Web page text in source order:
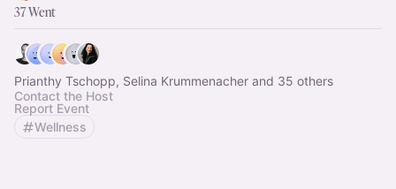
37 Went
Prianthy Tschopp, Selina Krummenacher and 35 others
Contact the Host
Report Event
Wellness